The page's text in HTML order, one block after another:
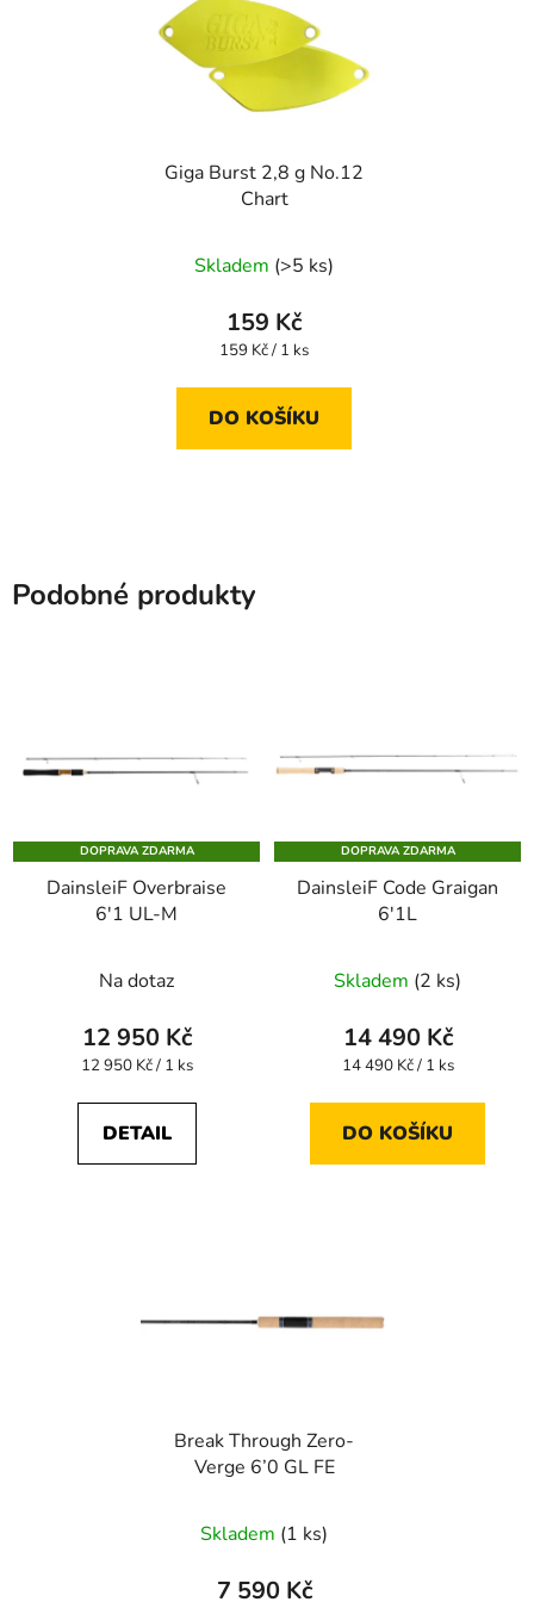
Giga Burst 2,8 g No.12
Chart
Skladem (>5 ks)
159 Kč
Měrná
159 Kč / 1 ks
DO KOŠÍKU
Podobné produkty
DOPRAVA ZDARMA
DainsleiF Overbraise
6'1 UL-M
Na dotaz
12 950 Kč
Měrná
12 950 Kč / 1 ks
DETAIL
DOPRAVA ZDARMA
DainsleiF Code Graigan
6'1L
Skladem (2 ks)
14 490 Kč
Měrná
14 490 Kč / 1 ks
DO KOŠÍKU
Break Through Zero-
Verge 6’0 GL FE
Skladem (1 ks)
7 590 Kč